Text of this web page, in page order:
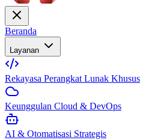
Beranda
Layanan
Rekayasa Perangkat Lunak Khusus
Keunggulan Cloud & DevOps
AI & Otomatisasi Strategis